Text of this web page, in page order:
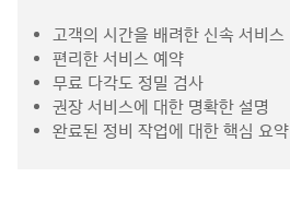
고객의 시간을 배려한 신속 서비스
편리한 서비스 예약
무료 다각도 정밀 검사
권장 서비스에 대한 명확한 설명
완료된 정비 작업에 대한 핵심 요약